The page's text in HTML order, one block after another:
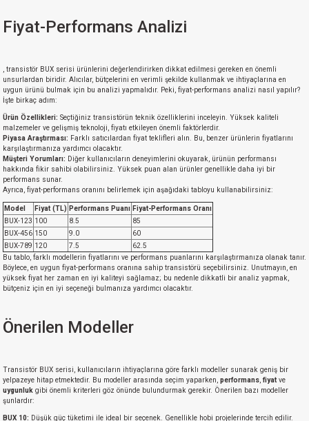
Fiyat-Performans Analizi
, transistör BUX serisi ürünlerini değerlendirirken dikkat edilmesi gereken en önemli
unsurlardan biridir. Alıcılar, bütçelerini en verimli şekilde kullanmak ve ihtiyaçlarına en
uygun ürünü bulmak için bu analizi yapmalıdır. Peki, fiyat-performans analizi nasıl yapılır?
İşte birkaç adım:
Ürün Özellikleri: Seçtiğiniz transistörün teknik özelliklerini inceleyin. Yüksek kaliteli
malzemeler ve gelişmiş teknoloji, fiyatı etkileyen önemli faktörlerdir.
Piyasa Araştırması: Farklı satıcılardan fiyat teklifleri alın. Bu, benzer ürünlerin fiyatlarını
karşılaştırmanıza yardımcı olacaktır.
Müşteri Yorumları: Diğer kullanıcıların deneyimlerini okuyarak, ürünün performansı
hakkında fikir sahibi olabilirsiniz. Yüksek puan alan ürünler genellikle daha iyi bir
performans sunar.
Ayrıca, fiyat-performans oranını belirlemek için aşağıdaki tabloyu kullanabilirsiniz:
Model Fiyat (TL) Performans Puanı Fiyat-Performans Oranı
BUX-123 100 8.5
85
BUX-456 150 9.0
60
BUX-789 120 7.5
62.5
Bu tablo, farklı modellerin fiyatlarını ve performans puanlarını karşılaştırmanıza olanak tanır.
Böylece, en uygun fiyat-performans oranına sahip transistörü seçebilirsiniz. Unutmayın, en
yüksek fiyat her zaman en iyi kaliteyi sağlamaz; bu nedenle dikkatli bir analiz yapmak,
bütçeniz için en iyi seçeneği bulmanıza yardımcı olacaktır.
Önerilen Modeller
Transistör BUX serisi, kullanıcıların ihtiyaçlarına göre farklı modeller sunarak geniş bir
yelpazeye hitap etmektedir. Bu modeller arasında seçim yaparken, performans, fiyat ve
uygunluk gibi önemli kriterleri göz önünde bulundurmak gerekir. Önerilen bazı modeller
şunlardır:
BUX 10: Düşük güç tüketimi ile ideal bir seçenek. Genellikle hobi projelerinde tercih edilir.